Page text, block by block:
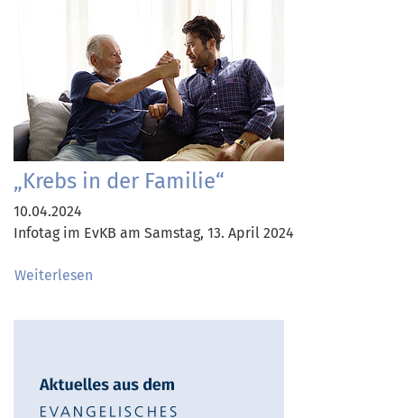
„Krebs in der Familie“
10.04.2024
Infotag im EvKB am Samstag, 13. April 2024
Weiterlesen